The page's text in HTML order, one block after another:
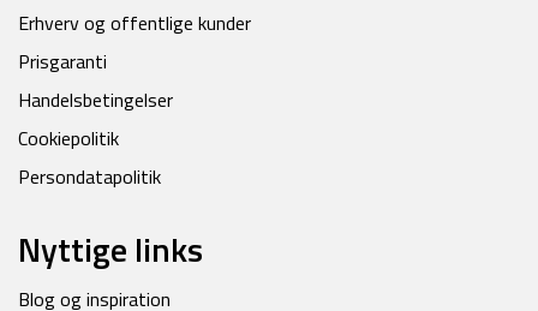
Erhverv og offentlige kunder
Prisgaranti
Handelsbetingelser
Cookiepolitik
Persondatapolitik
Nyttige links
Blog og inspiration